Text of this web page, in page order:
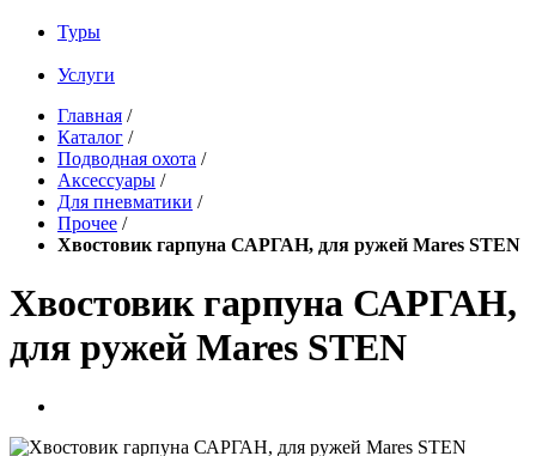
Туры
Услуги
Главная /
Каталог /
Подводная охота /
Аксессуары /
Для пневматики /
Прочее /
Хвостовик гарпуна САРГАН, для ружей Mares STEN
Хвостовик гарпуна САРГАН,
для ружей Mares STEN